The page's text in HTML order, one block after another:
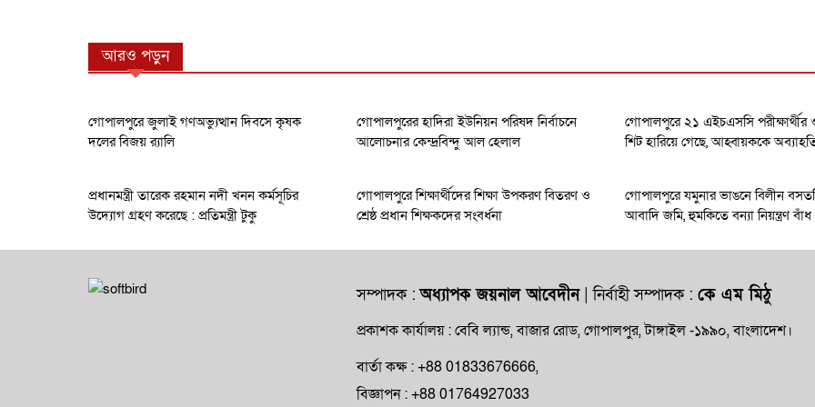
আরও পড়ুন
গোপালপুরে জুলাই গণঅভ্যুত্থান দিবসে কৃষক
দলের বিজয় র‍্যালি
গোপালপুরের হাদিরা ইউনিয়ন পরিষদ নির্বাচনে
আলোচনার কেন্দ্রবিন্দু আল হেলাল
গোপালপুরে ২১ এইচএসসি
শিট হারিয়ে গেছে, আহ্বায়ককে
প্রধানমন্ত্রী তারেক রহমান নদী খনন কর্মসূচির
উদ্যোগ গ্রহণ করেছে : প্রতিমন্ত্রী টুকু
গোপালপুরে শিক্ষার্থীদের শিক্ষা উপকরণ বিতরণ ও
শ্রেষ্ঠ প্রধান শিক্ষকদের সংবর্ধনা
গোপালপুরে যমুনার ভাঙনে বিলীন
আবাদি জমি, হুমকিতে বন্যা নিয়ন্ত্রণ বাঁধ
সম্পাদক :অধ্যাপক জয়নাল আবেদীন| নির্বাহী সম্পাদক : কে এম মিঠু
প্রকাশক কার্যালয় : বেবি ল্যান্ড, বাজার রোড, গোপালপুর, টাঙ্গাইল -১৯৯০, বাংলাদেশ।
বার্তা কক্ষ : +88 01833676666,
বিজ্ঞাপন : +88 01764927033